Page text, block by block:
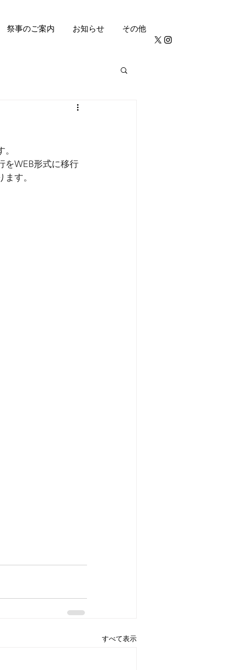
祭事のご案内 お知らせ その他
をWEB形式に移行
す。
すべて表示